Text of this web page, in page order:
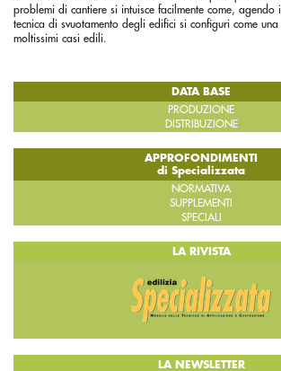
DATA BASE
PRODUZIONE
DISTRIBUZIONE
APPROFONDIMENTI
di Specializzata
NORMATIVA
SUPPLEMENTI
SPECIALI
LA RIVISTA
LA NEWSLETTER